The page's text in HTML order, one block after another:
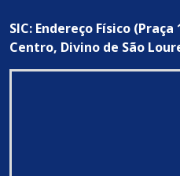
SIC: Endereço Físico
Centro, Divino de São